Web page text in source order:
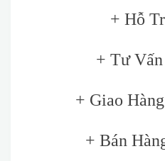
+ Hỗ
+ Tư
+ Giao
+ Bán